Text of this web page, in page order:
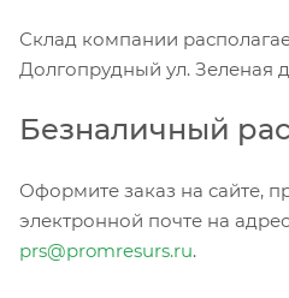
Склад компании
Долгопрудный ул. Зеленая
Безналичный
Оформите заказ на сайте,
электронной почте на
prs@promresurs.ru.